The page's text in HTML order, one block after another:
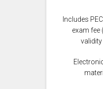
Includes
exam fee